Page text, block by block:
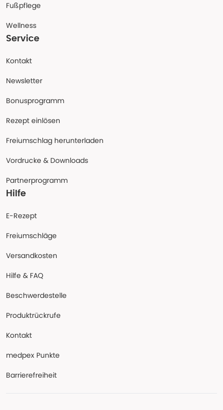
Fußpflege
Wellness
Service
Kontakt
Newsletter
Bonusprogramm
Rezept einlösen
Freiumschlag herunterladen
Vordrucke & Downloads
Partnerprogramm
Hilfe
E-Rezept
Freiumschläge
Versandkosten
Hilfe & FAQ
Beschwerdestelle
Produktrückrufe
Kontakt
medpex Punkte
Barrierefreiheit